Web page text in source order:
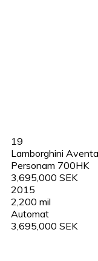
19
Lamborghini
Personam 700HK
3,695,000 SEK
2015
2,200 mil
Automat
3,695,000 SEK